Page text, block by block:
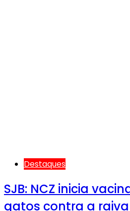
Destaques
SJB: NCZ inicia
gatos contra a